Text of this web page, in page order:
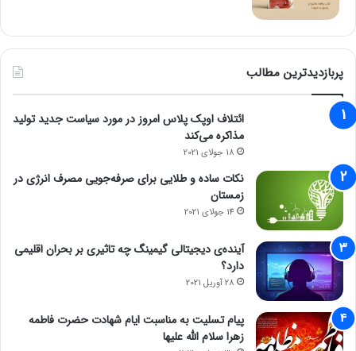
پربازدیدترین مطالب
ائتلاف اوپک پلاس امروز در مورد سیاست جدید تولید
مذاکره می‌کند
18 جولای 2021
نکات ساده و طلایی برای صرفه‌جویی مصرف انرژی در
زمستان
14 جولای 2021
آینده‌ی دیجیتالی گیمینگ چه تاثیری بر بحران اقلیمی
دارد؟
28 آوریل 2021
پیام تسلیت به مناسبت ایام شهادت حضرت فاطمه
زهرا سلام الله علیها